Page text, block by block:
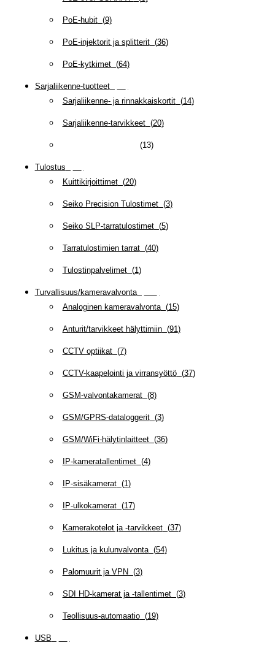
PoE-hubit(9)
PoE-injektorit ja splitterit(36)
PoE-kytkimet(64)
Sarjaliikenne-tuotteet(
Sarjaliikenne- ja rinnakkaiskortit(14)
Sarjaliikenne-tarvikkeet(20)
(13)
Tulostus
Kuittikirjoittimet(20)
Seiko Precision Tulostimet(3)
Seiko SLP-tarratulostimet(5)
Tarratulostimien tarrat(40)
Tulostinpalvelimet(1)
Turvallisuus/kameravalvonta(
Analoginen kameravalvonta(15)
Anturit/tarvikkeet hälyttimiin(91)
CCTV optiikat(7)
CCTV-kaapelointi ja virransyöttö(37)
GSM-valvontakamerat(8)
GSM/GPRS-dataloggerit(3)
GSM/WiFi-hälytinlaitteet(36)
IP-kameratallentimet(4)
IP-sisäkamerat(1)
IP-ulkokamerat(17)
Kamerakotelot ja -tarvikkeet(37)
Lukitus ja kulunvalvonta(54)
Palomuurit ja VPN (3)
SDI HD-kamerat ja -tallentimet(3)
Teollisuus-automaatio(19)
USB